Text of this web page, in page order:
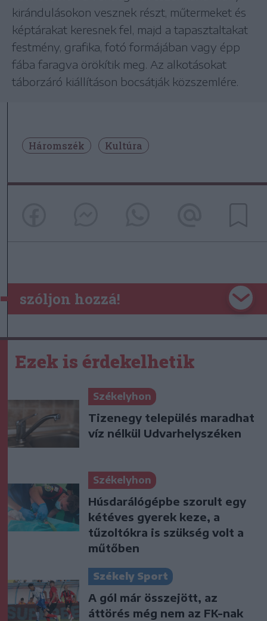
kirándulásokon vesznek részt, műtermeket és
képtárakat keresnek fel, majd a tapasztaltakat
festmény, grafika, fotó formájában vagy épp
fába faragva örökítik meg. Az alkotásokat
táborzáró kiállításon bocsátják közszemlére.
Háromszék Kultúra
szóljon hozzá!
Ezek is érdekelhetik
Székelyhon
Tizenegy település maradhat
víz nélkül Udvarhelyszéken
Székelyhon
Húsdarálógépbe szorult egy
kétéves gyerek keze, a
tűzoltókra is szükség volt a
műtőben
Székely Sport
A gól már összejött, az
áttörés még nem az FK-nak